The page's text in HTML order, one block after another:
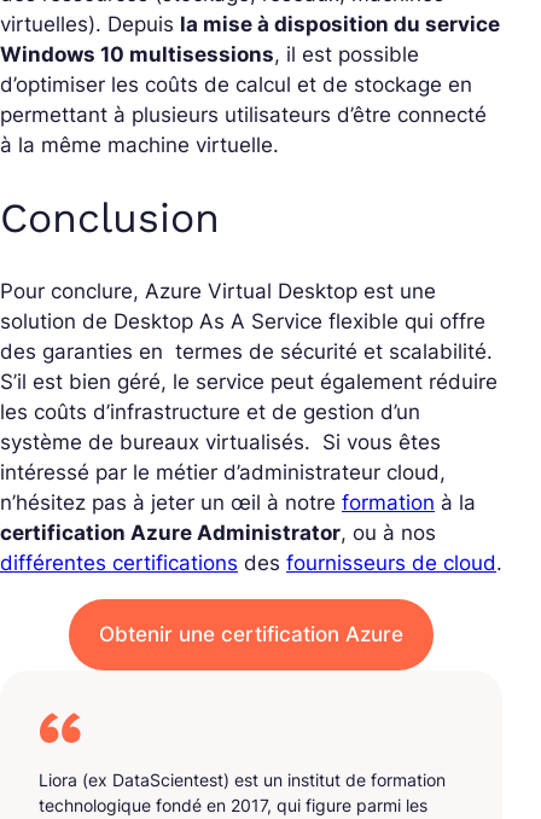
virtuelles). Depuis la mise à disposition du service
Windows 10 multisessions, il est possible
d’optimiser les coûts de calcul et de stockage en
permettant à plusieurs utilisateurs d’être connecté
à la même machine virtuelle.
Conclusion
Pour conclure, Azure Virtual Desktop est une
solution de Desktop As A Service flexible qui offre
des garanties en termes de sécurité et scalabilité.
S’il est bien géré, le service peut également réduire
les coûts d’infrastructure et de gestion d’un
système de bureaux virtualisés. Si vous êtes
intéressé par le métier d’administrateur cloud,
n’hésitez pas à jeter un œil à notre formation à la
certification Azure Administrator, ou à nos
différentes certifications des fournisseurs de cloud.
Obtenir une certification Azure
Liora (ex DataScientest) est un institut de formation
technologique fondé en 2017, qui figure parmi les